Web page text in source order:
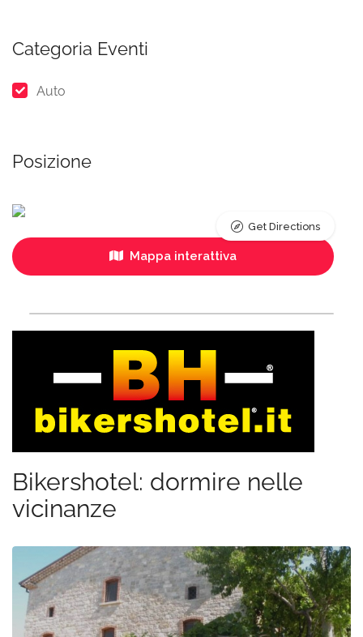
Categoria Eventi
Auto
Posizione
Mappa interattiva
Get Directions
Bikershotel: dormire nelle
vicinanze